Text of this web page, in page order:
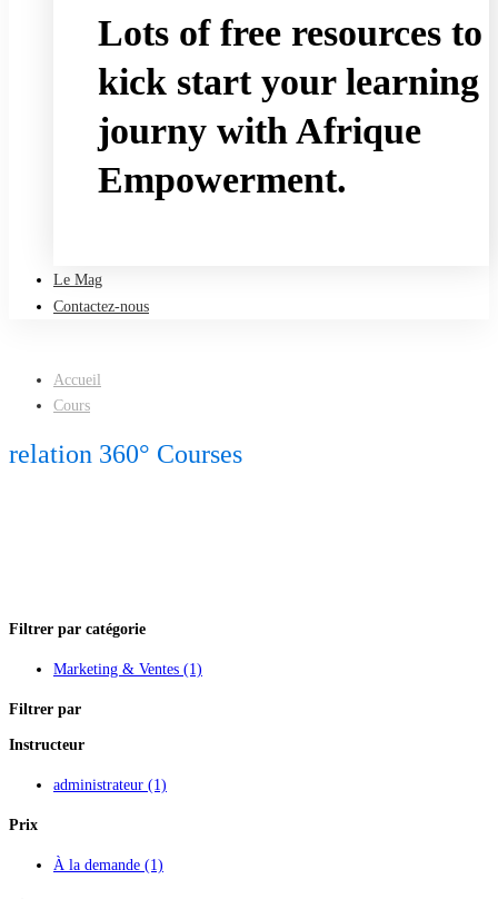
Lots of free resources to
kick start your learning
journy with Afrique
Empowerment.
Le Mag
Contactez-nous
Accueil
Cours
relation 360° Courses
Filtrer par catégorie
Marketing & Ventes (1)
Filtrer par
Instructeur
administrateur (1)
Prix
À la demande (1)